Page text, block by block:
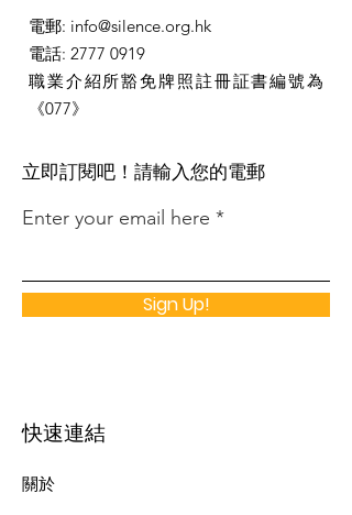
電郵: info@silence.org.hk
電話: 2777 0919
職業介紹所豁免牌照註冊証書編號為
《077》
​立即訂閱吧！請輸入您的電郵
Enter your email here
Sign Up!
快速連結
關於